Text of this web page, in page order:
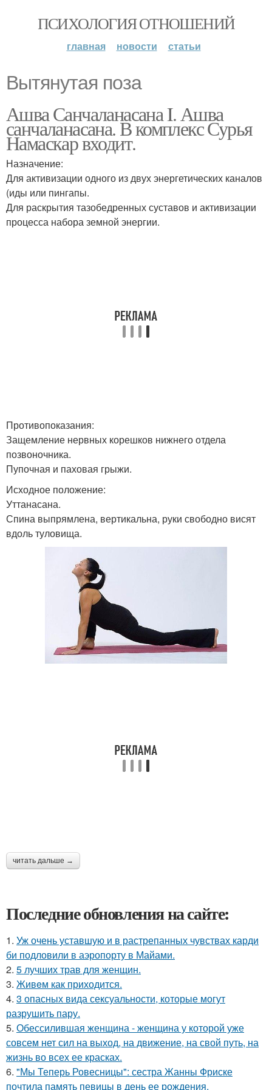
ПСИХОЛОГИЯ ОТНОШЕНИЙ
главная новости статьи
Вытянутая поза
Ашва Санчаланасана I. Ашва
санчаланасана. В комплекс Сурья
Намаскар входит.
Назначение:
Для активизации одного из двух энергетических каналов
(иды или пингапы.
Для раскрытия тазобедренных суставов и активизации
процесса набора земной энергии.
Противопоказания:
Защемление нервных корешков нижнего отдела
позвоночника.
Пупочная и паховая грыжи.
Исходное положение:
Уттанасана.
Спина выпрямлена, вертикальна, руки свободно висят
вдоль туловища.
читать дальше →
Последние обновления на сайте:
1. Уж очень уставшую и в растрепанных чувствах карди
би подловили в аэропорту в Майами.
2. 5 лучших трав для женщин.
3. Живeм как приходится.
4. 3 опасных вида сексуальности, которые могут
разрушить пару.
5. Обессилившая женщина - женщина у которой уже
совсем нет сил на выход, на движение, на свой путь, на
жизнь во всех ее красках.
6. "Мы Теперь Ровесницы": сестра Жанны Фриске
почтила память певицы в день ее рождения.